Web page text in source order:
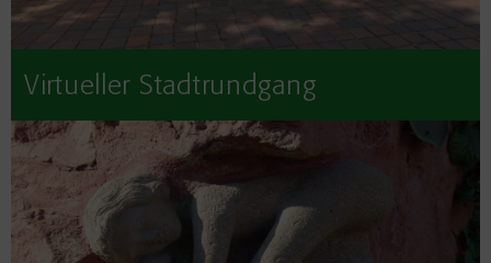
Virtueller Stadtrundgang